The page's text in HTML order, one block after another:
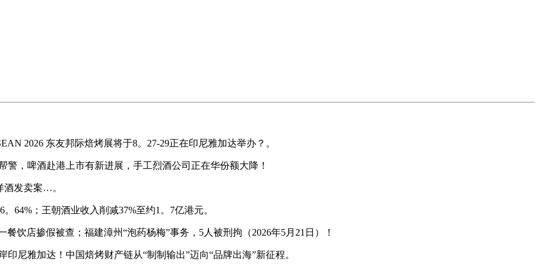
东友邦际焙烤展将于8。27-29正在印尼雅加达举办？。
啤酒赴港上市有新进展，手工烈酒公司正在华份额大降！
发卖案…。
；王朝酒业收入削减37%至约1。7亿港元。
店掺假被查；福建漳州“泡药杨梅”事务，5人被刑拘（2026年5月21日）！
雅加达！中国焙烤财产链从“制制输出”迈向“品牌出海”新征程。